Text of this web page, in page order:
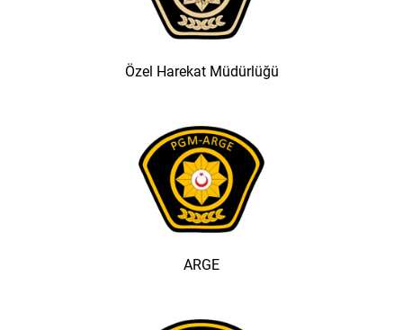
Özel Harekat Müdürlüğü
ARGE